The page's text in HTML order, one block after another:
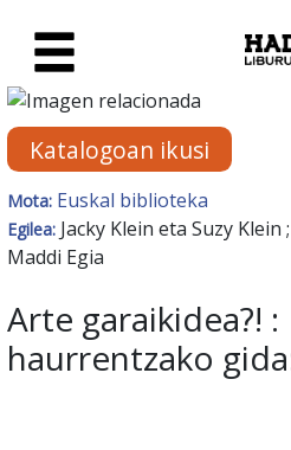
Eskuratu
Katalogoan ikusi
Mota: Euskal biblioteka
Egilea: Jacky Klein eta Suzy
Maddi Egia
Arte garaikidea?! :
haurrentzako